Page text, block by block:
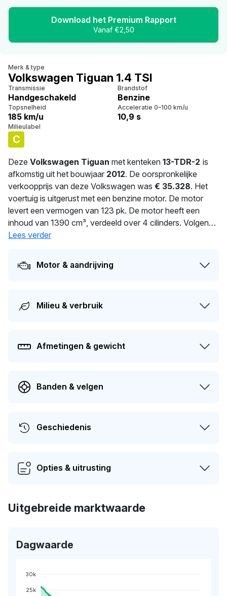
Download het Premium Rapport
Vanaf €2,50
Merk & type
Volkswagen Tiguan 1.4 TSI
Transmissie
Handgeschakeld
Brandstof
Benzine
Topsnelheid
185 km/u
Acceleratie 0–100 km/u
10,9 s
Milieulabel
C
Deze Volkswagen Tiguan met kenteken 13-TDR-2 is
afkomstig uit het bouwjaar 2012. De oorspronkelijke
verkoopprijs van deze Volkswagen was € 35.328. Het
voertuig is uitgerust met een benzine motor. De motor
levert een vermogen van 123 pk. De motor heeft een
inhoud van 1390 cm³, verdeeld over 4 cilinders. Volgens
de fabrieksopgave verbruikt deze auto 6.5 l/100 km. Een
prestaties. In 2025 heeft deze auto een nieuwe eigenaar
gekregen. Dit voertuig moet over 170 dagen opnieuw
voertuig is naar schatting€ 8.400
Lees verder
Motor & aandrijving
Milieu & verbruik
Afmetingen & gewicht
Banden & velgen
Geschiedenis
Opties & uitrusting
Uitgebreide marktwaarde
Dagwaarde
30k
25k